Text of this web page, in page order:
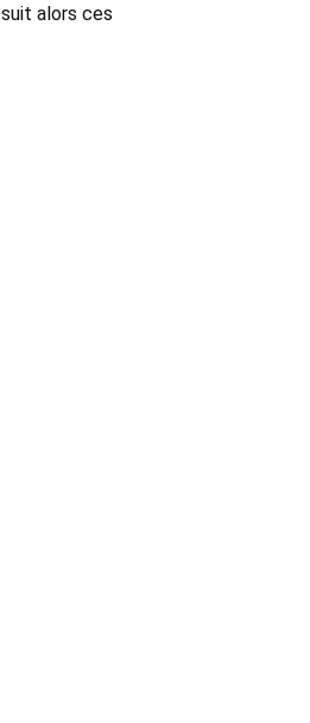
alors ces